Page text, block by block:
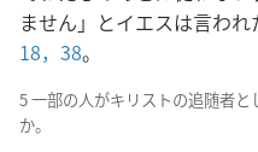
ません」とイエスは言わ
18， 38。
5 一部の人がキリストの追随者
か。